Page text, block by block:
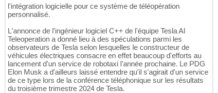
l'intégration logicielle pour ce système de téléopération
personnalisé.
L'annonce de l'ingénieur logiciel C++ de l'équipe Tesla AI
Teleoperation a donné lieu à des spéculations parmi les
observateurs de Tesla selon lesquelles le constructeur de
véhicules électriques consacre en effet beaucoup d'efforts au
lancement d'un service de robotaxi l'année prochaine. Le PDG
Elon Musk a d'ailleurs laissé entendre qu'il s'agirait d'un service
de ce type lors de la conférence téléphonique sur les résultats
du troisième trimestre 2024 de Tesla.